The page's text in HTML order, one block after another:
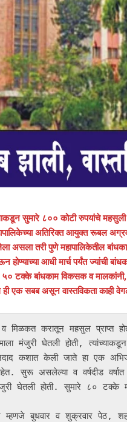
सुमारे ८०० कोटी रुपयांचे
अतिरिक्त आयुक्त रूबल
तरी पुणे महापालिकेतील
आधी मार्च पर्यंत ज्यांची
५० टक्के बांधकाम विकसक व मालकांनी,
एक सबब असून वास्तविकता काही
मिळकत करातून महसुल प्राप्त
मंजुरी घेतली होती,
कशात केली जाते हा एक
सुरू असलेल्या व वर्षदीड वर्षात
घेतली होती. सुमारे ८० टक्के
म्हणजे बुधवार व शुक्रवार पेठ,